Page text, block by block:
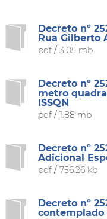
Decreto nº
Rua Gilberto
pdf/ 3.05 mb
Decreto nº
metro
ISSQN
pdf/ 1.88 mb
Decreto nº
Adicional
pdf/ 756.26 kb
Decreto nº